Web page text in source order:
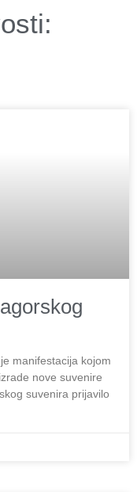
manifestacija kojom
nove suvenire
suvenira prijavilo